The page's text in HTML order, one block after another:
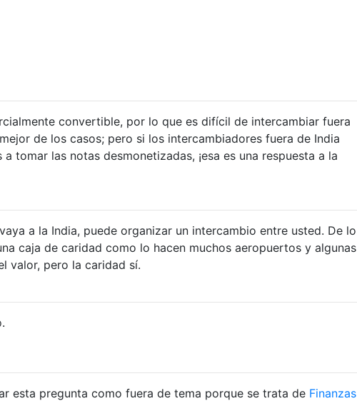
convertible, por lo que es difícil de intercambiar fuera
de los casos; pero si los intercambiadores fuera de India
tomar las notas desmonetizadas, ¡esa es una respuesta a la
a la India, puede organizar un intercambio entre usted. De lo
caja de caridad como lo hacen muchos aeropuertos y algunas
valor, pero la caridad sí.
esta pregunta como fuera de tema porque se trata de Finanzas